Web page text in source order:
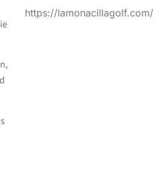
https://lamonacillagolf.com/